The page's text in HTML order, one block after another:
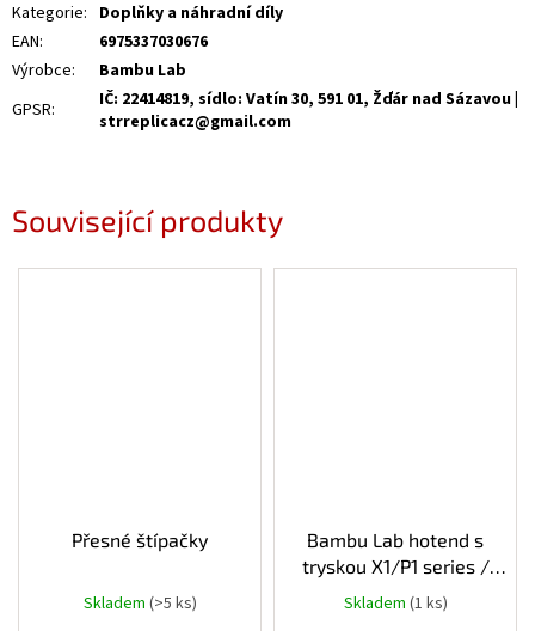
Související produkty
Přesné štípačky
Skladem (>5 ks)
Bambu Lab hotend s
tryskou X1/P1 series /
průměr 0,8 mm
Skladem (1 ks)
Kategorie: Doplňky a náhradní díly
EAN:
6975337030676
Výrobce:
Bambu Lab
GPSR:
IČ: 22414819, sídlo: Vatín 30, 591 01, Žďár nad Sázavou |
strreplicacz@gmail.com